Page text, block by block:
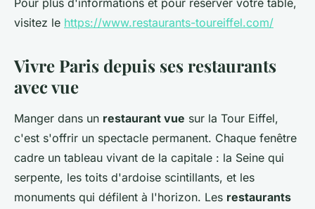
Pour plus d'informations et pour réserver votre table,
visitez le https://www.restaurants-toureiffel.com/
Vivre Paris depuis ses restaurants
avec vue
Manger dans un restaurant vue sur la Tour Eiffel,
c'est s'offrir un spectacle permanent. Chaque fenêtre
cadre un tableau vivant de la capitale : la Seine qui
serpente, les toits d'ardoise scintillants, et les
monuments qui défilent à l'horizon. Les restaurants